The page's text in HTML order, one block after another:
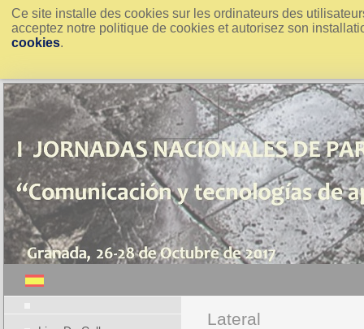
Ce site installe des cookies sur les ordinateurs des
acceptez notre politique de cookies et autorisez son
cookies.
Lateral